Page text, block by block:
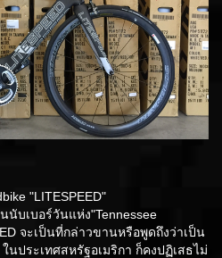
"LITESPEED"
นับเบอร์วันแห่ง"Tennessee
จะเป็นที่กล่าวขานหรือพูดถึงว่าเป็น
นประเทศสหรัฐอเมริกา ก็คงปฏิเสธไม่